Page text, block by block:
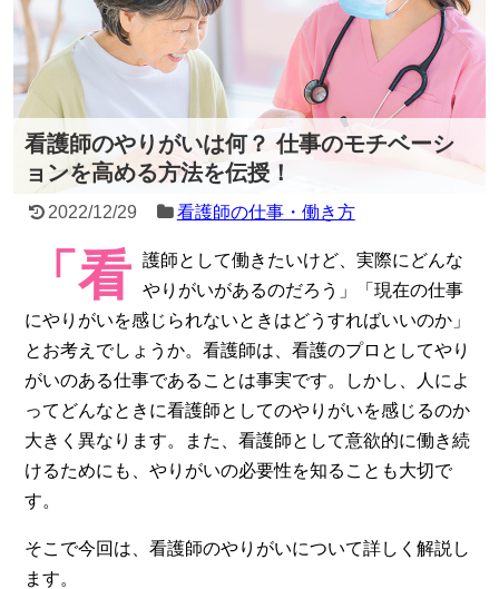
看護師のやりがいは何？ 仕事のモチベーシ
ョンを高める方法を伝授！
2022/12/29 看護師の仕事・働き方
「看 護師として働きたいけど、実際にどんな
やりがいがあるのだろう」「現在の仕事
にやりがいを感じられないときはどうすればいいのか」
とお考えでしょうか。看護師は、看護のプロとしてやり
がいのある仕事であることは事実です。しかし、人によ
ってどんなときに看護師としてのやりがいを感じるのか
大きく異なります。また、看護師として意欲的に働き続
けるためにも、やりがいの必要性を知ることも大切で
す。
そこで今回は、看護師のやりがいについて詳しく解説し
ます。